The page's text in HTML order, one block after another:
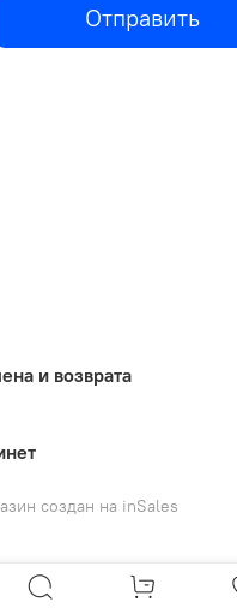
Отправить
и возврата
создан на inSales